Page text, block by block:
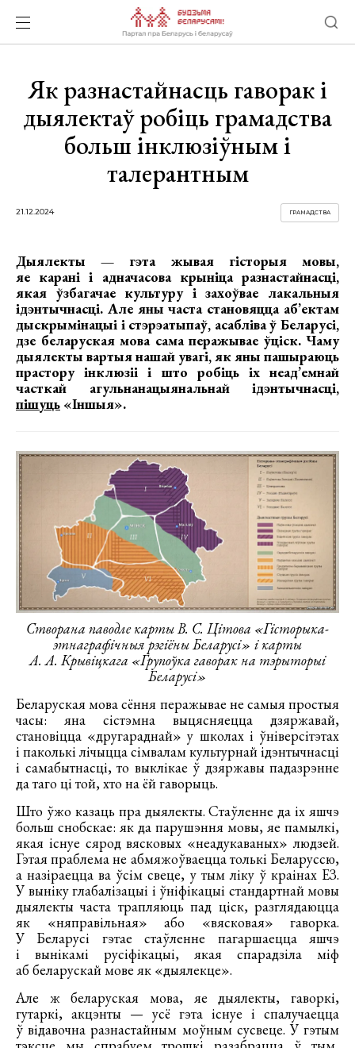
Як разнастайнасць гаворак і
дыялектаў робіць грамадства
больш інклюзіўным і
талерантным
21.12.2024 ГРАМАДСТВА
Дыялекты — гэта жывая гісторыя мовы,
яе карані і адначасова крыніца разнастайнасці,
якая ўзбагачае культуру і захоўвае лакальныя
ідэнтычнасці. Але яны часта становяцца аб’ектам
дыскрымінацыі і стэрэатыпаў, асабліва ў Беларусі,
дзе беларуская мова сама перажывае ўціск. Чаму
дыялекты вартыя нашай увагі, як яны пашыраюць
прастору інклюзіі і што робіць іх неад’емнай
часткай агульнанацыянальнай ідэнтычнасці,
пішуць «Іншыя».
Створана паводле карты В. С. Цітова «Гісторыка-
этнаграфічныя рэгіёны Беларусі» і карты
А. А. Крывіцкага «Групоўка гаворак на тэрыторыі
Беларусі»
Беларуская мова сёння перажывае не самыя простыя
часы: яна сістэмна выцясняецца дзяржавай,
становіцца «другараднай» у школах і ўніверсітэтах
і паколькі лічыцца сімвалам культурнай ідэнтычнасці
і самабытнасці, то выклікае ў дзяржавы падазрэнне
да таго ці той, хто на ёй гаворыць.
Што ўжо казаць пра дыялекты. Стаўленне да іх яшчэ
больш снобскае: як да парушэння мовы, яе памылкі,
якая існуе сярод вясковых «неадукаваных» людзей.
Гэтая праблема не абмяжоўваецца толькі Беларуссю,
а назіраецца ва ўсім свеце, у тым ліку ў краінах ЕЗ.
У выніку глабалізацыі і ўніфікацыі стандартнай мовы
дыялекты часта трапляюць пад ціск, разглядаюцца
як «няправільная» або «вясковая» гаворка.
У Беларусі гэтае стаўленне пагаршаецца яшчэ
і вынікамі русіфікацыі, якая спарадзіла міф
аб беларускай мове як «дыялекце».
Але ж беларуская мова, яе дыялекты, гаворкі,
гутаркі, акцэнты — усё гэта існуе і спалучаецца
ў відавочна разнастайным моўным сусвеце. У гэтым